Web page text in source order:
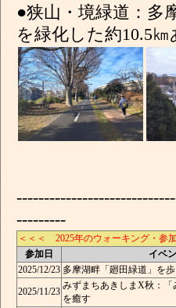
●狭山・境緑道：多
を緑化した約10.5㎞
---------
＜＜＜ 2025年のウォーキング・
参加日
イベ
2025/12/23 多摩湖畔「廻田緑道」を
2025/11/23
みずまちあきしまX秋：
を癒す